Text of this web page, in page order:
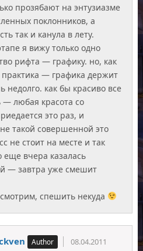
прозябают на энтузиазме
поклонников, а
так и канула в лету.
я вижу только одно
рифта — графику. но, как
практика — графика держит
недолго. как бы красиво все
— любая красота со
это раз, и
такой совершенной это
не стоит на месте и так
еще вчера казалась
— завтра уже смешит
спешить некуда
08.04.2011